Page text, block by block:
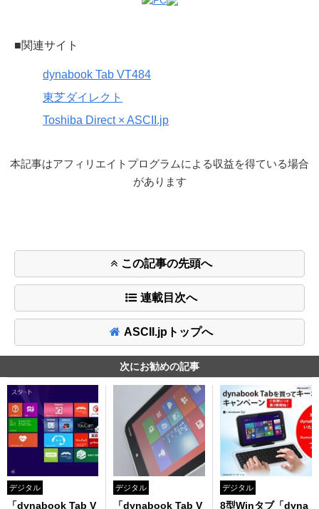
■関連サイト
dynabook Tab VT484
東芝ダイレクト
Toshiba Direct × ASCII.jp
本記事はアフィリエイトプログラムによる収益を得ている場合
があります
この記事の先頭へ
連載目次へ
ASCII.jpトップへ
次にお勧めの記事
デジタル
「dynabook Tab V
デジタル
「dynabook Tab V
デジタル
8型Winタブ「dyna